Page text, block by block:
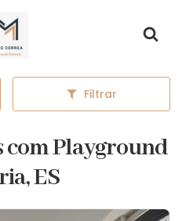
inicial
Filtrar
Playground
ES